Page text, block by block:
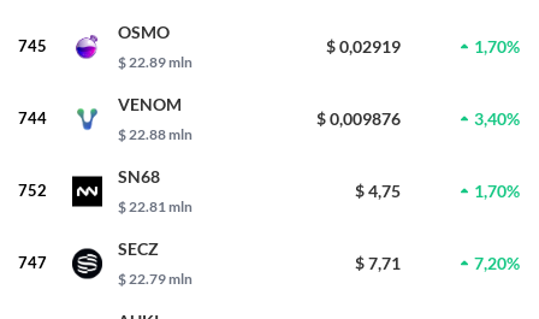
745
OSMO
$ 22.89 mln
$ 0,02919 1,70%
744
VENOM
$ 22.88 mln
$ 0,009876 3,40%
752
SN68
$ 22.81 mln
$ 4,75 1,70%
747
SECZ
$ 22.79 mln
$ 7,71 7,20%